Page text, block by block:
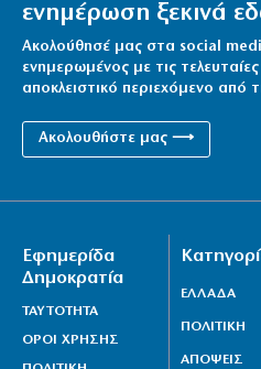
ενημέρωση ξεκινά
Ακολούθησέ μας στα social
ενημερωμένος με τις
αποκλειστικό περιεχόμενο από
Ακολουθήστε μας ⟶
Εφημερίδα
Δημοκρατία
ΤΑΥΤΟΤΗΤΑ
ΟΡΟΙ ΧΡΗΣΗΣ
ΕΛΛΑΔΑ
ΠΟΛΙΤΙΚΗ
ΑΠΟΨΕΙΣ